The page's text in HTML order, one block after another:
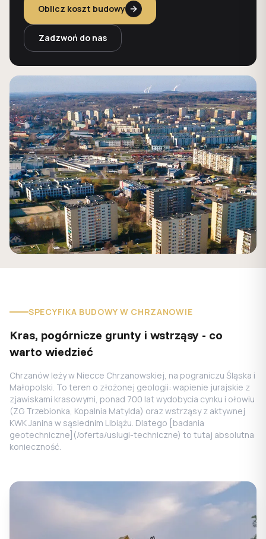
Oblicz koszt budowy
Zadzwoń do nas
SPECYFIKA BUDOWY W CHRZANOWIE
Kras, pogórnicze grunty i wstrząsy - co
warto wiedzieć
Chrzanów leży w Niecce Chrzanowskiej, na pograniczu Śląska i
Małopolski. To teren o złożonej geologii: wapienie jurajskie z
zjawiskami krasowymi, ponad 700 lat wydobycia cynku i ołowiu
(ZG Trzebionka, Kopalnia Matylda) oraz wstrząsy z aktywnej
KWK Janina w sąsiednim Libiążu. Dlatego [badania
geotechniczne](/oferta/uslugi-techniczne) to tutaj absolutna
konieczność.